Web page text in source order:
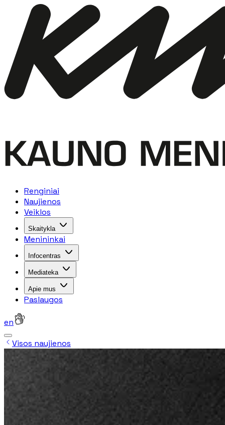
Renginiai
Naujienos
Veiklos
Skaitykla
Menininkai
Infocentras
Mediateka
Apie mus
Paslaugos
en
Visos naujienos